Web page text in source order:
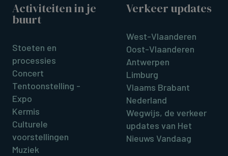
Activiteiten in je
buurt
Stoeten en
processies
Concert
Tentoonstelling -
Expo
Kermis
Culturele
voorstellingen
Muziek
Verkeer updates
West-Vlaanderen
Oost-Vlaanderen
Antwerpen
Limburg
Vlaams Brabant
Nederland
Wegwijs, de verkeer
updates van Het
Nieuws Vandaag